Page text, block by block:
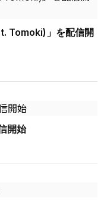
Tomoki)」を配信開
開始